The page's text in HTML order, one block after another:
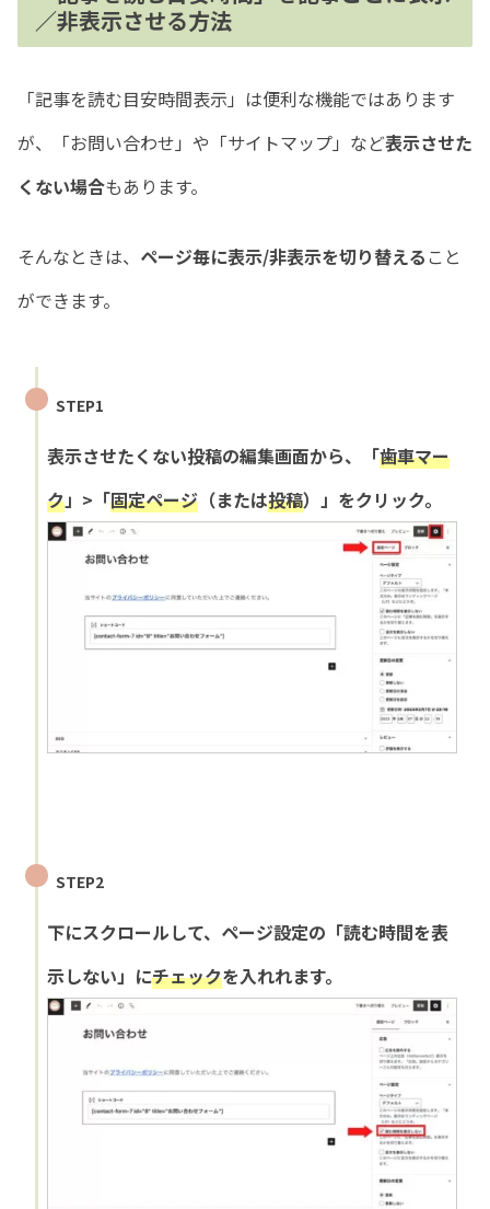
／非表示させる方法
「記事を読む目安時間表示」は便利な機能ではあります
が、「お問い合わせ」や「サイトマップ」など表示させた
くない場合もあります。
そんなときは、 ページ毎に表示/非表示を切り替える こと
ができます。
STEP1
表示させたくない投稿の編集画面から、「歯車マー
ク」>「固定ページ （または投稿）」をクリック。
STEP2
下にスクロールして、ページ設定の「読む時間を表
示しない」にチェックを入れれます。